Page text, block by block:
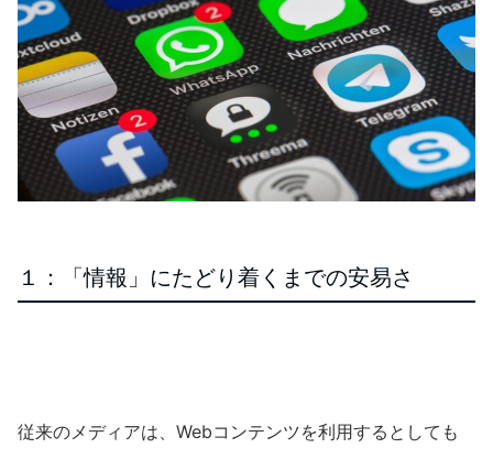
１：「情報」にたどり着くまでの安易さ
従来のメディアは、Webコンテンツを利用するとしても